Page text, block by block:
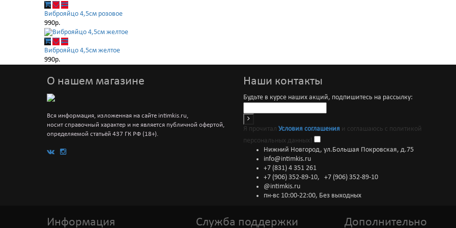
Виброяйцо 4,5см розовое
990р.
Виброяйцо 4,5см желтое
990р.
О нашем магазине
Вся информация, изложенная на сайте intimkis.ru,
носит справочный характер и не является публичной офертой,
определяемой статьёй 437 ГК РФ (18+).
Наши контакты
Будьте в курсе наших акций, подпишитесь на рассылку:
Я прочиталУсловия соглашения и соглашаюсь с политикой
персональных данных!
Нижний Новгород, ул.Большая Покровская, д.75
info@intimkis.ru
+7 (831) 4 351 261
+7 (906) 352-89-10,+7 (906) 352-89-10
@intimkis.ru
пн-вс 10:00-22:00, Без выходных
Информация Служба поддержки Дополнительно